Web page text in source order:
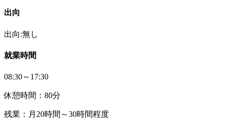
出向
出向:無し
就業時間
08:30～17:30
休憩時間：80分
残業：月20時間～30時間程度